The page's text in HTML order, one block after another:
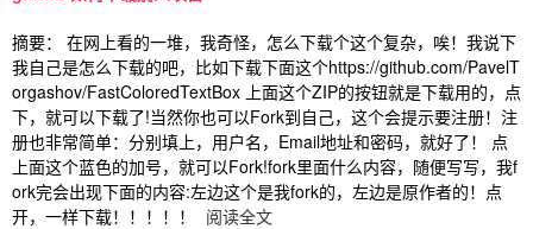
摘要： 在网上看的一堆，我奇怪，怎么下载个这个复杂，唉！我说下
我自己是怎么下载的吧，比如下载下面这个https://github.com/PavelT
orgashov/FastColoredTextBox 上面这个ZIP的按钮就是下载用的，点
下，就可以下载了!当然你也可以Fork到自己，这个会提示要注册！注
册也非常简单：分别填上，用户名，Email地址和密码，就好了！ 点
上面这个蓝色的加号，就可以Fork!fork里面什么内容，随便写写，我f
ork完会出现下面的内容:左边这个是我fork的，左边是原作者的！点
开，一样下载！！！！！
阅读全文